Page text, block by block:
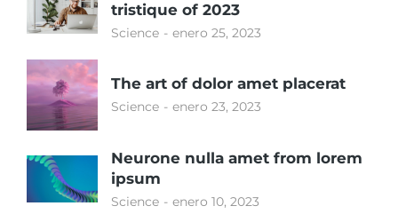
tristique of 2023
Science enero 25, 2023
The art of dolor amet placerat
Science enero 23, 2023
Neurone nulla amet from lorem
ipsum
Science enero 10, 2023